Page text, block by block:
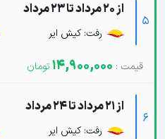
5
از 20 مرداد تا 23 مرداد
رفت: کیش ایر
14,900,000
6
از 21 مرداد تا 24 مرداد
رفت: کیش ایر